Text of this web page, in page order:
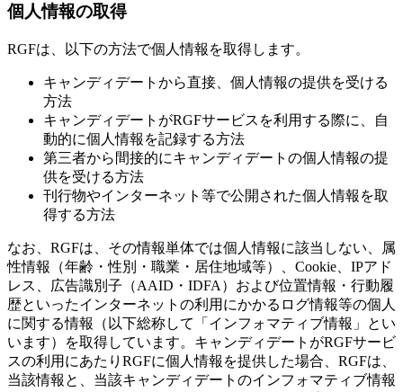
個人情報の取得
RGFは、以下の方法で個人情報を取得します。
キャンディデートから直接、個人情報の提供を受ける
方法
キャンディデートがRGFサービスを利用する際に、自
動的に個人情報を記録する方法
第三者から間接的にキャンディデートの個人情報の提
供を受ける方法
刊行物やインターネット等で公開された個人情報を取
得する方法
なお、RGFは、その情報単体では個人情報に該当しない、属
性情報（年齢・性別・職業・居住地域等）、Cookie、IPアド
レス、広告識別子（AAID・IDFA）および位置情報・行動履
歴といったインターネットの利用にかかるログ情報等の個人
に関する情報（以下総称して「インフォマティブ情報」とい
います）を取得しています。キャンディデートがRGFサービ
スの利用にあたりRGFに個人情報を提供した場合、RGFは、
当該情報と、当該キャンディデートのインフォマティブ情報